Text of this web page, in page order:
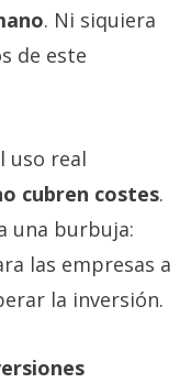
. Ni siquiera
de este
uso real
cubren costes.
una burbuja:
las empresas a
la inversión.